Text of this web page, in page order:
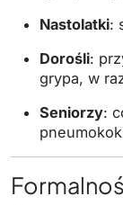
Nastolatki:
Dorośli:
grypa, w
Seniorzy: